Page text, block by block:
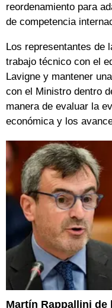
reordenamiento para
de competencia
Los representantes de
trabajo técnico con el
Lavigne y mantener
con el Ministro dentro
manera de evaluar la
económica y los
Martín Rappallini de